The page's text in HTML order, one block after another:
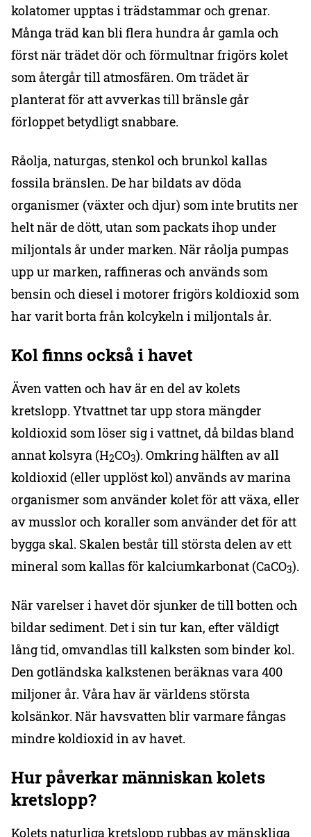
kolatomer upptas i trädstammar och grenar.
Många träd kan bli flera hundra år gamla och
först när trädet dör och förmultnar frigörs kolet
som återgår till atmosfären. Om trädet är
planterat för att avverkas till bränsle går
förloppet betydligt snabbare.
Råolja, naturgas, stenkol och brunkol kallas
fossila bränslen. De har bildats av döda
organismer (växter och djur) som inte brutits ner
helt när de dött, utan som packats ihop under
miljontals år under marken. När råolja pumpas
upp ur marken, raffineras och används som
bensin och diesel i motorer frigörs koldioxid som
har varit borta från kolcykeln i miljontals år.
Kol finns också i havet
Även vatten och hav är en del av kolets
kretslopp. Ytvattnet tar upp stora mängder
koldioxid som löser sig i vattnet, då bildas bland
annat kolsyra (H2CO3). Omkring hälften av all
koldioxid (eller upplöst kol) används av marina
organismer som använder kolet för att växa, eller
av musslor och koraller som använder det för att
bygga skal. Skalen består till största delen av ett
mineral som kallas för kalciumkarbonat (CaCO3).
När varelser i havet dör sjunker de till botten och
bildar sediment. Det i sin tur kan, efter väldigt
lång tid, omvandlas till kalksten som binder kol.
Den gotländska kalkstenen beräknas vara 400
miljoner år. Våra hav är världens största
kolsänkor. När havsvatten blir varmare fångas
mindre koldioxid in av havet.
Hur påverkar människan kolets
kretslopp?
Kolets naturliga kretslopp rubbas av mänskliga